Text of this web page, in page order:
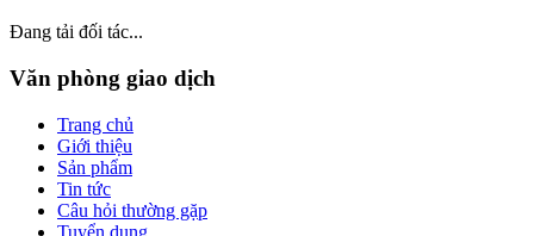
Đang tải đối tác...
Văn phòng giao dịch
Trang chủ
Giới thiệu
Sản phẩm
Tin tức
Câu hỏi thường gặp
Tuyển dụng